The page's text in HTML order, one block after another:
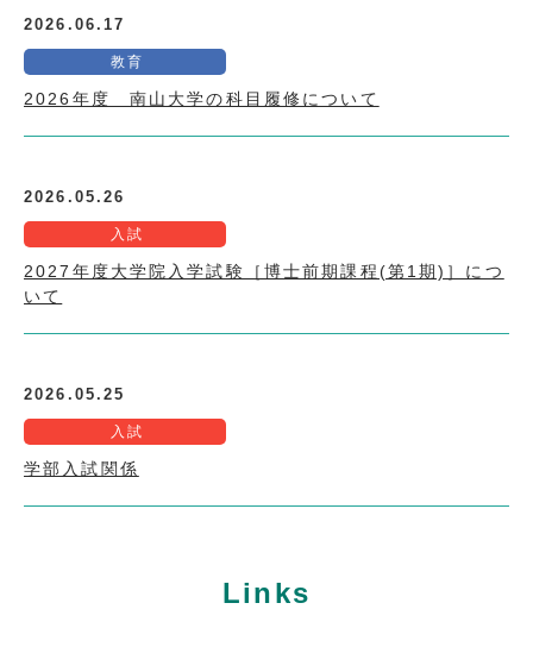
2026.06.17
教育
2026年度 南山大学の科目履修について
2026.05.26
入試
2027年度大学院入学試験［博士前期課程(第1期)］につ
いて
2026.05.25
入試
学部入試関係
Links